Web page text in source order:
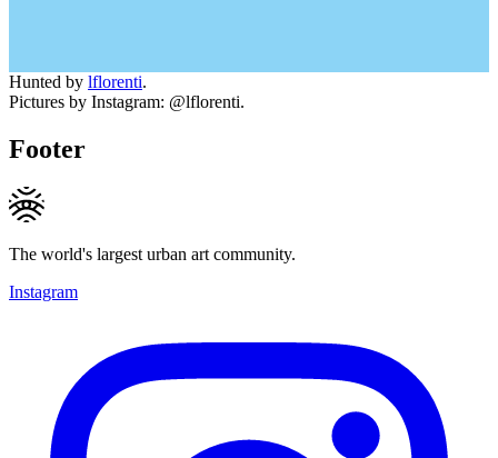
Hunted by lflorenti.
Pictures by Instagram: @lflorenti.
Footer
The world's largest urban art community.
Instagram